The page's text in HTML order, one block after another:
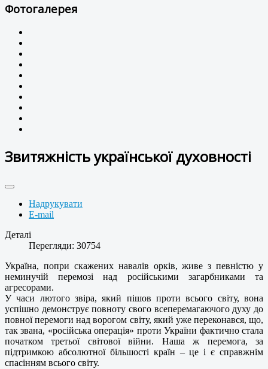
Фотогалерея
Звитяжність української духовності
Надрукувати
E-mail
Деталі
Перегляди: 30754
Україна, попри скажених навалів орків, живе з певністю у
неминучій перемозі над російськими загарбниками та
агресорами.
У часи лютого звіра, який пішов проти всього світу, вона
успішно демонструє повноту свого всеперемагаючого духу до
повної перемоги над ворогом світу, який уже переконався, що,
так звана, «російська операція» проти України фактично стала
початком третьої світової війни. Наша ж перемога, за
підтримкою абсолютної більшості країн – це і є справжнім
спасінням всього світу.